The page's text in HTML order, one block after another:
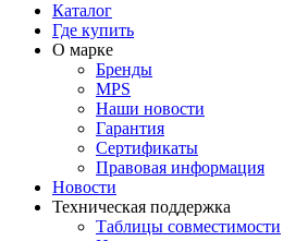
Каталог
Где купить
О марке
Бренды
MPS
Наши новости
Гарантия
Сертификаты
Правовая информация
Новости
Техническая поддержка
Таблицы совместимости